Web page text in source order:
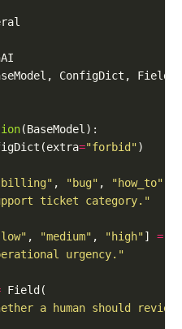
="forbid"
, "bug" , "how_to"
ticket category."
, "medium" , "high"] =
urgency."
a human should